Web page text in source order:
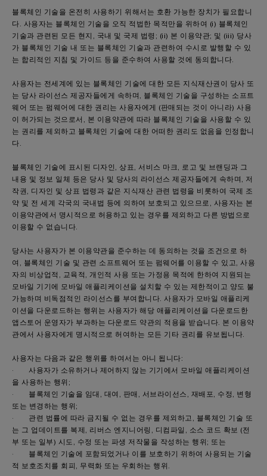
블록체인 기술을 온전히 사용하기 위해서는 호환 가능한 장치가 필요합니
다. 사용자는 블록체인 기술을 오직 적법한 목적만을 위하여 (i) 블록체인
기술과 관련된 모든 현지, 국내 및 국제 법령; (ii) 본 이용약관; 및 (iii) 당사
가 블록체인 기술 내 또는 블록체인 기술과 관련하여 수시로 발행할 수 있
는 합리적인 지침 및 가이드 등을 준수하여 사용할 것에 동의합니다.
사용자는 전세계에 있는 블록체인 기술에 대한 모든 지식재산권이 당사 또
는 당사 라이선스 제공자들에게 속하며, 블록체인 기술을 구성하는 소프트
웨어 또는 펌웨어에 대한 권리는 사용자에게 (판매되는 것이 아니라) 사용
이 허가되는 것으로서, 본 이용약관에 따라 블록체인 기술을 사용할 수 있
는 권리를 제외하고 블록체인 기술에 대한 어떠한 권리도 없음을 인정합니
다.
블록체인 기술에 표시된 디자인, 상표, 서비스 마크, 로고 및 브랜딩과 그
내용 및 정보 일체 등은 당사 및 당사의 라이선스 제공자들에게 속하며, 저
작권, 디자인 및 상표 법령과 같은 지식재산 관련 법령을 비롯하여 국제 조
약 및 전 세계 각국의 국내법 등에 의하여 보호되고 있으므로, 사용자는 본
이용약관에서 명시적으로 허용하고 있는 경우를 제외하고 다른 방법으로
이용할 수 없습니다.
당사는 사용자가 본 이용약관을 준수하는 데 동의하는 것을 조건으로 하
여, 블록체인 기술 및 관련 소프트웨어 또는 펌웨어를 이용할 수 있고, 사용
자의 비상업적, 교육적, 개인적 사용 또는 가정용 목적에 한하여 지원되는
모바일 기기에 모바일 애플리케이션을 설치할 수 있는 제한적이고 양도 불
가능하며 비독점적인 라이선스를 부여합니다. 사용자가 모바일 애플리케
이션을 다운로드하는 행위는 사용자가 해당 애플리케이션을 다운로드한
앱스토어 운영자가 부과하는 다운로드 약관의 적용을 받습니다. 본 이용약
관에서 사용자에게 명시적으로 허여하는 모든 기타 권리를 유보됩니다.
사용자는 다음과 같은 행위를 하여서는 아니 됩니다:
· 사용자가 소유하거나 제어하지 않는 기기에서 모바일 애플리케이션
을 사용하는 행위;
· 블록체인 기술을 임대, 대여, 판매, 서브라이선스, 재배포, 수정, 변형
또는 변경하는 행위;
· 관련 법률에 따라 금지될 수 없는 경우를 제외하고, 블록체인 기술 또
는 그 업데이트를 복제, 리버스 엔지니어링, 디컴파일, 소스 코드 확보 (전
부 또는 일부) 시도, 수정 또는 파생 저작물을 작성하는 행위; 또는
· 블록체인 기술에 포함되었거나 이를 보호하기 위하여 사용되는 기술
적 보호조치를 회피, 무력화 또는 우회하는 행위.